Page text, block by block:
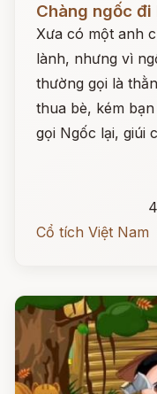
Chàng ngốc đi
Xưa có một anh
lành, nhưng vì
thường gọi là
thua bè, kém
gọi Ngốc lại, giúi
Cổ tích Việt Nam